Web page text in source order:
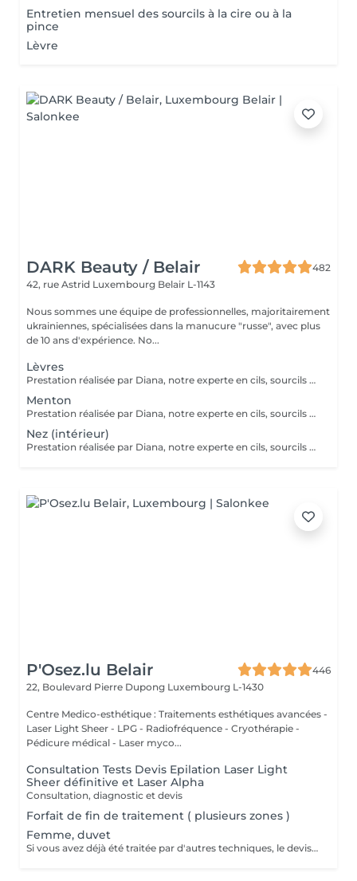
Entretien mensuel des sourcils à la cire ou à la
pince
Lèvre
DARK Beauty / Belair
482
42, rue Astrid Luxembourg Belair L-1143
Nous sommes une équipe de professionnelles, majoritairement
ukrainiennes, spécialisées dans la manucure "russe", avec plus
de 10 ans d'expérience. No...
Lèvres
Prestation réalisée par Diana, notre experte en cils, sourcils et épilation, avec plus de 10 ans d'expérience, garantissant précision et résultats de haute qualité.
Menton
Prestation réalisée par Diana, notre experte en cils, sourcils et épilation, avec plus de 10 ans d'expérience, garantissant précision et résultats de haute qualité.
Nez (intérieur)
Prestation réalisée par Diana, notre experte en cils, sourcils et épilation, avec plus de 10 ans d'expérience, garantissant précision et résultats de haute qualité.
P'Osez.lu Belair
446
22, Boulevard Pierre Dupong Luxembourg L-1430
Centre Medico-esthétique : Traitements esthétiques avancées -
Laser Light Sheer - LPG - Radiofréquence - Cryothérapie -
Pédicure médical - Laser myco...
Consultation Tests Devis Epilation Laser Light
Sheer définitive et Laser Alpha
Consultation, diagnostic et devis
Forfait de fin de traitement ( plusieurs zones )
Femme, duvet
Si vous avez déjà été traitée par d'autres techniques, le devis devra être adapté à votre situation. (75 par quart d'heure)